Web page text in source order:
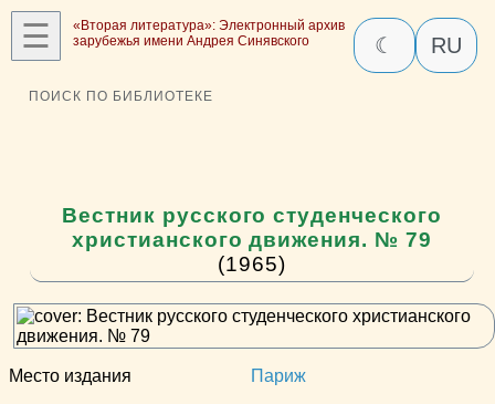
☰
«Вторая литература»: Электронный архив
зарубежья имени Андрея Синявского
☾ RU
ПОИСК ПО БИБЛИОТЕКЕ
Вестник русского студенческого
христианского движения. № 79
(1965)
Место издания Париж